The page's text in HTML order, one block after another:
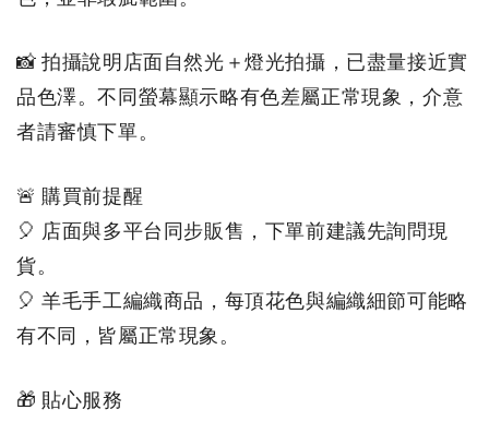
📸 拍攝說明店面自然光＋燈光拍攝，已盡量接近實
品色澤。不同螢幕顯示略有色差屬正常現象，介意
者請審慎下單。
🚨 購買前提醒
🎈 店面與多平台同步販售，下單前建議先詢問現
貨。
🎈 羊毛手工編織商品，每頂花色與編織細節可能略
有不同，皆屬正常現象。
🎁 貼心服務